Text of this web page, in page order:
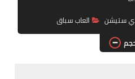
العاب pes
ستيشن
العاب سباق